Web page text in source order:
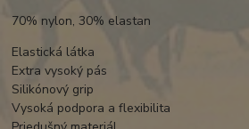
70% nylon, 30% elastan
Elastická látka
Extra vysoký pás
Silikónový grip
Vysoká podpora a flexibilita